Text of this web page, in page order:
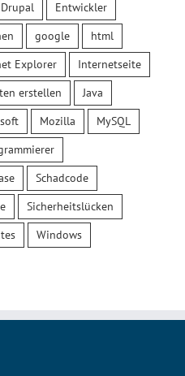
Drupal
Entwickler
google
html
Explorer
Internetseite
erstellen
Java
Mozilla
MySQL
Schadcode
Sicherheitslücken
Windows